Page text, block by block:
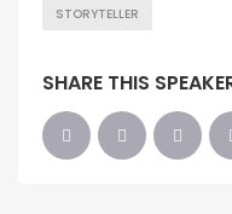
STORYTELLER
SHARE THIS